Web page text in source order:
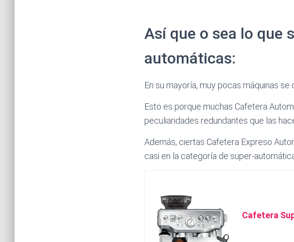
Así que o sea lo que
automáticas:
En su mayoría, muy pocas máquinas
Esto es porque muchas Cafetera
peculiaridades redundantes que las
Además, ciertas Cafetera Expreso
casi en la categoría de super-
Cafetera